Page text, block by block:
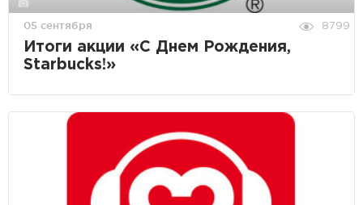
05 сентября 8799
Итоги акции «С Днем Рождения,
Starbucks!»